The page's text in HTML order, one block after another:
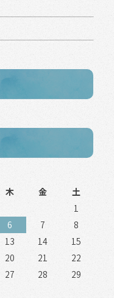
木 金
土
1
6 7
8
13 14
15
20 21
22
27 28
29